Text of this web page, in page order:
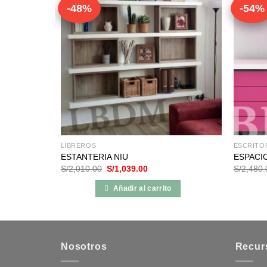
-48%
LIBREROS
ESTANTERIA NIU
S/2,010.00 El
original
era:
S/1,039.00El
actual
es:
Añadir al carrito
-54%
S/
Nosotros